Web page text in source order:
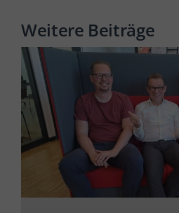
Weitere Beiträge